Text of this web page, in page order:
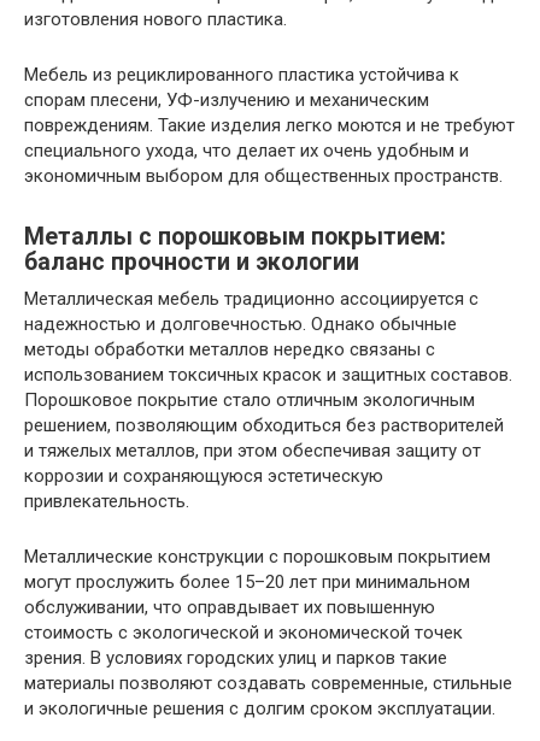
изготовления нового пластика.
Мебель из рециклированного пластика устойчива к
спорам плесени, УФ-излучению и механическим
повреждениям. Такие изделия легко моются и не требуют
специального ухода, что делает их очень удобным и
экономичным выбором для общественных пространств.
Металлы с порошковым покрытием:
баланс прочности и экологии
Металлическая мебель традиционно ассоциируется с
надежностью и долговечностью. Однако обычные
методы обработки металлов нередко связаны с
использованием токсичных красок и защитных составов.
Порошковое покрытие стало отличным экологичным
решением, позволяющим обходиться без растворителей
и тяжелых металлов, при этом обеспечивая защиту от
коррозии и сохраняющуюся эстетическую
привлекательность.
Металлические конструкции с порошковым покрытием
могут прослужить более 15–20 лет при минимальном
обслуживании, что оправдывает их повышенную
стоимость с экологической и экономической точек
зрения. В условиях городских улиц и парков такие
материалы позволяют создавать современные, стильные
и экологичные решения с долгим сроком эксплуатации.